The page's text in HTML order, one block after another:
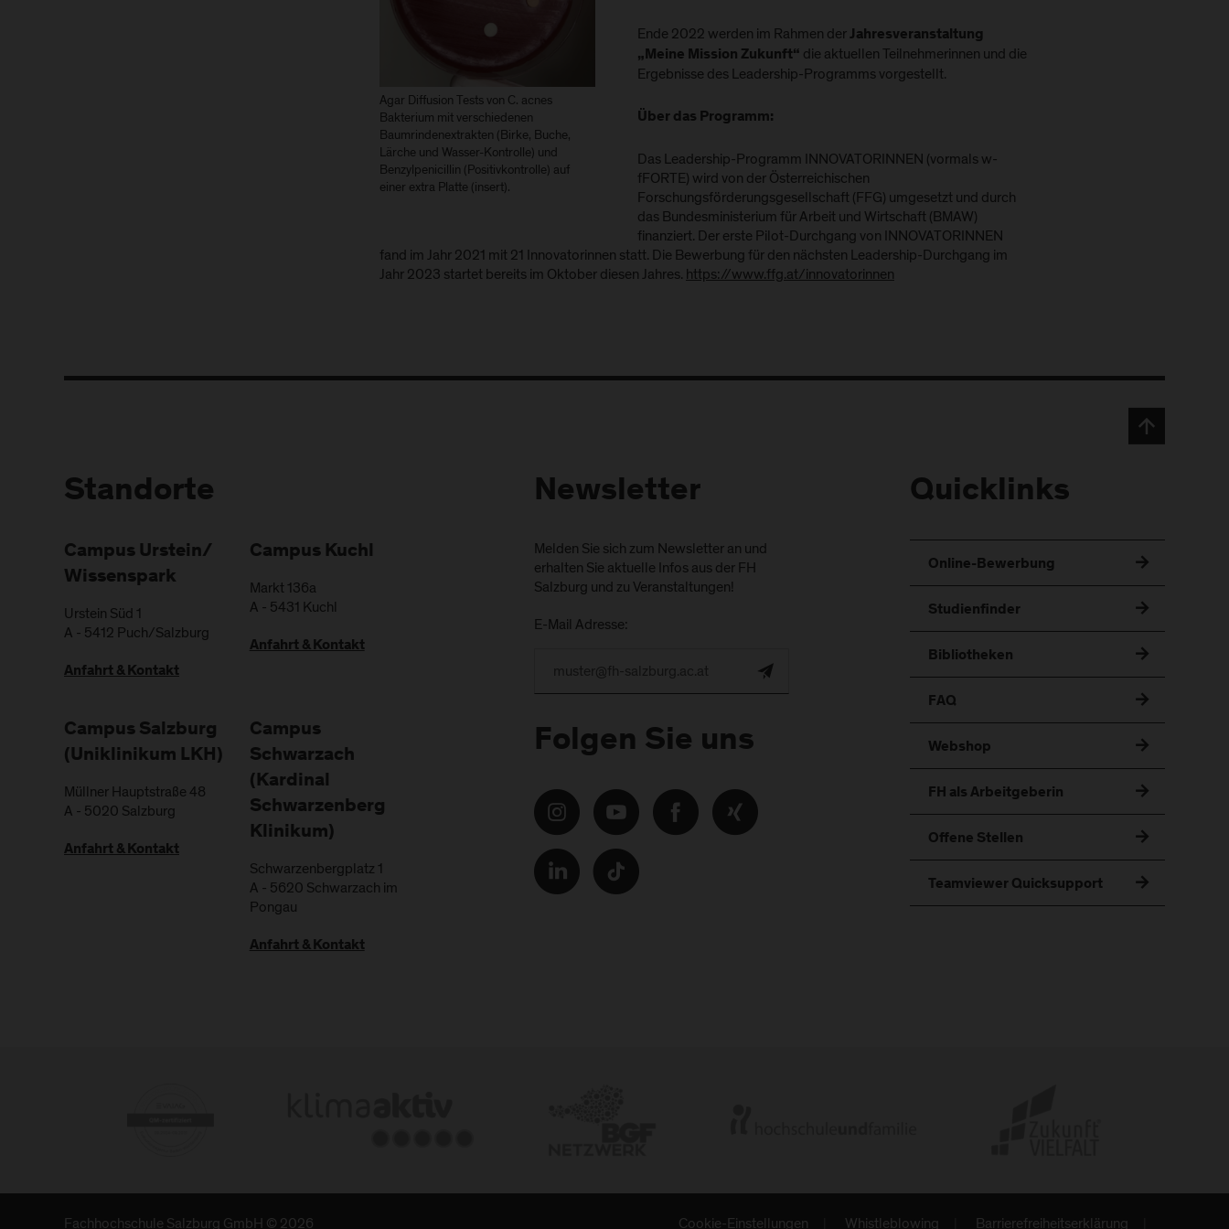
Agar Diffusion Tests von C. acnes
Bakterium mit verschiedenen
Baumrindenextrakten (Birke, Buche,
Lärche und Wasser-Kontrolle) und
Benzylpenicillin (Positivkontrolle) auf
einer extra Platte (insert).
Ende 2022 werden im Rahmen der Jahresveranstaltung
„Meine Mission Zukunft“ die aktuellen Teilnehmerinnen und die
Ergebnisse des Leadership-Programms vorgestellt.
Über das Programm:
Das Leadership-Programm INNOVATORINNEN (vormals w-
fFORTE) wird von der Österreichischen
Forschungsförderungsgesellschaft (FFG) umgesetzt und durch
das Bundesministerium für Arbeit und Wirtschaft (BMAW)
finanziert. Der erste Pilot-Durchgang von INNOVATORINNEN
fand im Jahr 2021 mit 21 Innovatorinnen statt. Die Bewerbung für den nächsten Leadership-Durchgang im
Jahr 2023 startet bereits im Oktober diesen Jahres. https://www.ffg.at/innovatorinnen
Standorte
Campus Urstein/
Wissenspark
Urstein Süd 1
A - 5412 Puch/Salzburg
Anfahrt & Kontakt
Campus Kuchl
Markt 136a
A - 5431 Kuchl
Anfahrt & Kontakt
Campus Salzburg
(Uniklinikum LKH)
Müllner Hauptstraße 48
A - 5020 Salzburg
Anfahrt & Kontakt
Campus
Schwarzach
(Kardinal
Schwarzenberg
Klinikum)
Schwarzenbergplatz 1
A - 5620 Schwarzach im
Pongau
Anfahrt & Kontakt
Newsletter
Melden Sie sich zum Newsletter an und
erhalten Sie aktuelle Infos aus der FH
Salzburg und zu Veranstaltungen!
E-Mail Adresse:
Folgen Sie uns
Quicklinks
Online-Bewerbung
Studienfinder
Bibliotheken
FAQ
Webshop
FH als Arbeitgeberin
Offene Stellen
Teamviewer Quicksupport
Fachhochschule Salzburg GmbH © 2026 Cookie-Einstellungen Whistleblowing Barrierefreiheitserklärung